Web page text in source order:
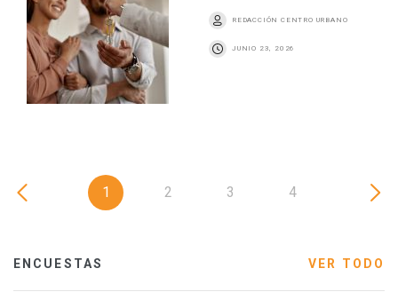
REDACCIÓN CENTRO URBANO
JUNIO 23, 2026
1 2 3 4
ENCUESTAS VER TODO